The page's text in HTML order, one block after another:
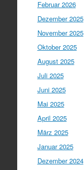
Februar 2026
Dezember 2025
November 2025
Oktober 2025
August 2025
Juli 2025
Juni 2025
Mai 2025
April 2025
März 2025
Januar 2025
Dezember 2024